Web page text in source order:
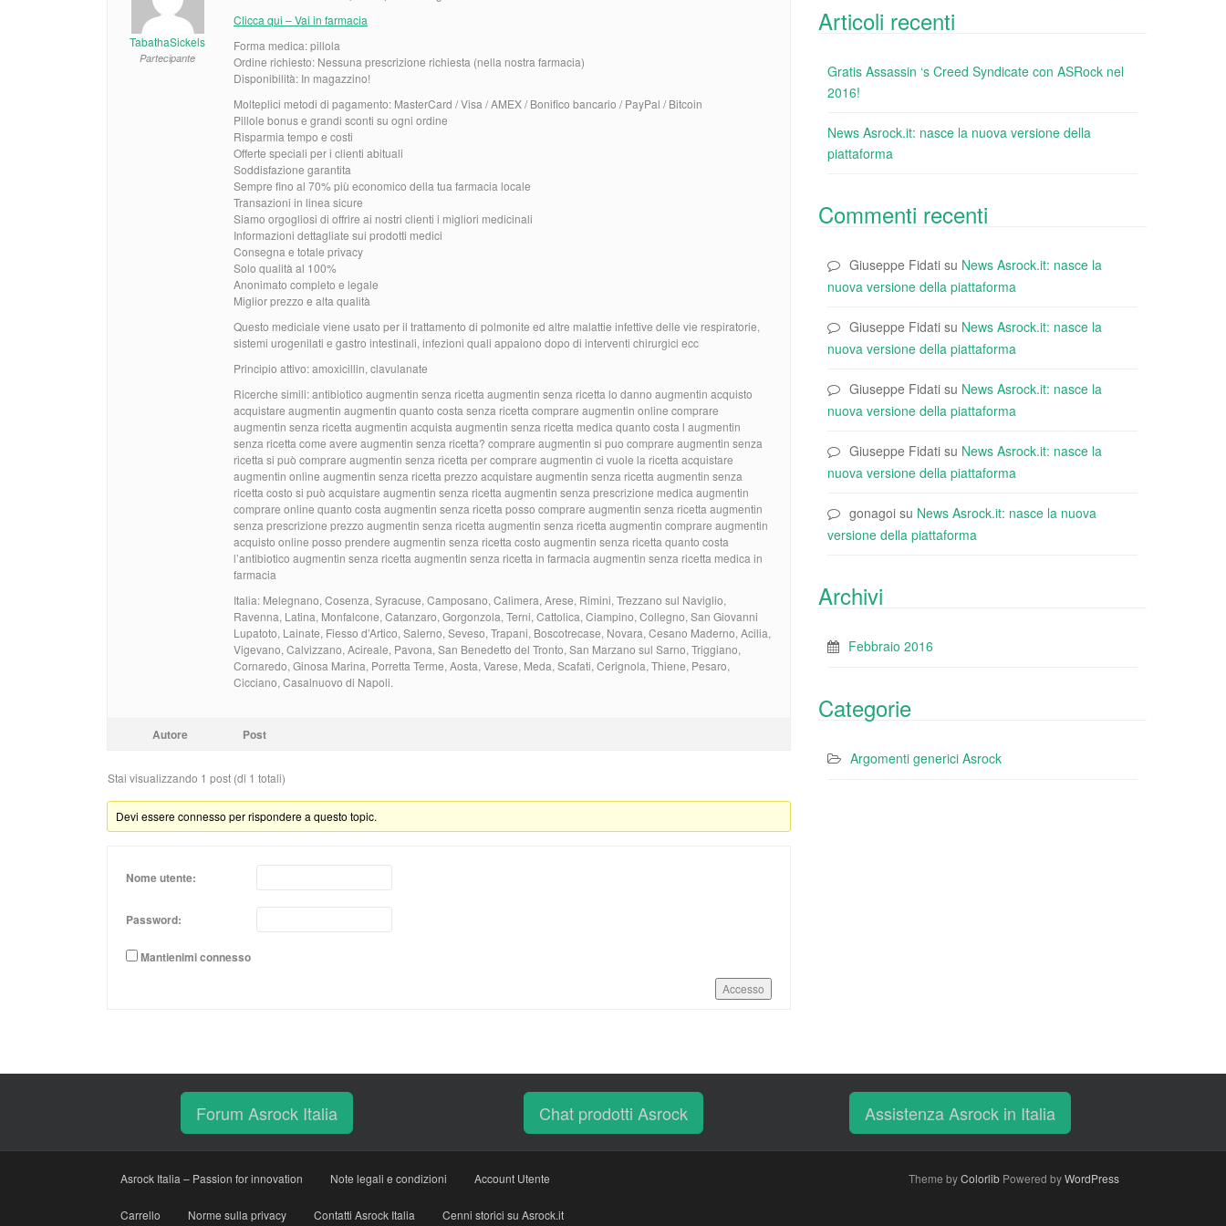
TabathaSickels
Partecipante
Clicca qui – Vai in farmacia
Forma medica: pillola
Ordine richiesto: Nessuna prescrizione richiesta (nella nostra farmacia)
Disponibilità: In magazzino!
Molteplici metodi di pagamento: MasterCard / Visa / AMEX / Bonifico bancario / PayPal / Bitcoin
Pillole bonus e grandi sconti su ogni ordine
Risparmia tempo e costi
Offerte speciali per i clienti abituali
Soddisfazione garantita
Sempre fino al 70% più economico della tua farmacia locale
Transazioni in linea sicure
Siamo orgogliosi di offrire ai nostri clienti i migliori medicinali
Informazioni dettagliate sui prodotti medici
Consegna e totale privacy
Solo qualità al 100%
Anonimato completo e legale
Miglior prezzo e alta qualità
Questo mediciale viene usato per il trattamento di polmonite ed altre malattie infettive delle vie respiratorie,
sistemi urogenilati e gastro intestinali, infezioni quali appaiono dopo di interventi chirurgici ecc
Principio attivo: amoxicillin, clavulanate
Ricerche simili: antibiotico augmentin senza ricetta augmentin senza ricetta lo danno augmentin acquisto
acquistare augmentin augmentin quanto costa senza ricetta comprare augmentin online comprare
augmentin senza ricetta augmentin acquista augmentin senza ricetta medica quanto costa l augmentin
senza ricetta come avere augmentin senza ricetta? comprare augmentin si puo comprare augmentin senza
ricetta si può comprare augmentin senza ricetta per comprare augmentin ci vuole la ricetta acquistare
augmentin online augmentin senza ricetta prezzo acquistare augmentin senza ricetta augmentin senza
ricetta costo si può acquistare augmentin senza ricetta augmentin senza prescrizione medica augmentin
comprare online quanto costa augmentin senza ricetta posso comprare augmentin senza ricetta augmentin
senza prescrizione prezzo augmentin senza ricetta augmentin senza ricetta augmentin comprare augmentin
acquisto online posso prendere augmentin senza ricetta costo augmentin senza ricetta quanto costa
l’antibiotico augmentin senza ricetta augmentin senza ricetta in farmacia augmentin senza ricetta medica in
farmacia
Italia: Melegnano, Cosenza, Syracuse, Camposano, Calimera, Arese, Rimini, Trezzano sul Naviglio,
Ravenna, Latina, Monfalcone, Catanzaro, Gorgonzola, Terni, Cattolica, Ciampino, Collegno, San Giovanni
Lupatoto, Lainate, Fiesso d’Artico, Salerno, Seveso, Trapani, Boscotrecase, Novara, Cesano Maderno, Acilia,
Vigevano, Calvizzano, Acireale, Pavona, San Benedetto del Tronto, San Marzano sul Sarno, Triggiano,
Cornaredo, Ginosa Marina, Porretta Terme, Aosta, Varese, Meda, Scafati, Cerignola, Thiene, Pesaro,
Cicciano, Casalnuovo di Napoli.
Autore Post
Stai visualizzando 1 post (di 1 totali)
Devi essere connesso per rispondere a questo topic.
Nome utente:
Password:
Mantienimi connesso
Accesso
Articoli recenti
Gratis Assassin ‘s Creed Syndicate con ASRock nel
2016!
News Asrock.it: nasce la nuova versione della
piattaforma
Commenti recenti
Giuseppe Fidati su News Asrock.it: nasce la
nuova versione della piattaforma
Giuseppe Fidati su News Asrock.it: nasce la
nuova versione della piattaforma
Giuseppe Fidati su News Asrock.it: nasce la
nuova versione della piattaforma
Giuseppe Fidati su News Asrock.it: nasce la
nuova versione della piattaforma
gonagoi su News Asrock.it: nasce la nuova
versione della piattaforma
Archivi
Febbraio 2016
Categorie
Argomenti generici Asrock
Forum Asrock Italia Chat prodotti Asrock Assistenza Asrock in Italia
Asrock Italia – Passion for innovation Note legali e condizioni Account Utente
Carrello Norme sulla privacy Contatti Asrock Italia Cenni storici su Asrock.it
Theme byColorlib Powered byWordPress